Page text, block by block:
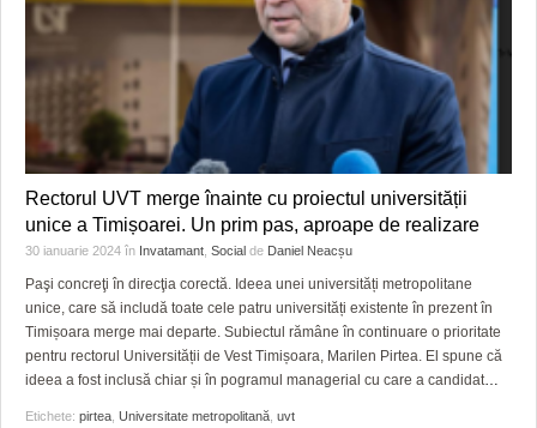
Rectorul UVT merge înainte cu proiectul universității
unice a Timișoarei. Un prim pas, aproape de realizare
30 ianuarie 2024 în Invatamant Social de Daniel Neacșu
Paşi concreţi în direcţia corectă. Ideea unei universități metropolitane
unice, care să includă toate cele patru universități existente în prezent în
Timișoara merge mai departe. Subiectul rămâne în continuare o prioritate
pentru rectorul Universității de Vest Timișoara, Marilen Pirtea. El spune că
ideea a fost inclusă chiar și în pogramul managerial cu care a candidat…
Etichete: pirtea Universitate metropolitană uvt